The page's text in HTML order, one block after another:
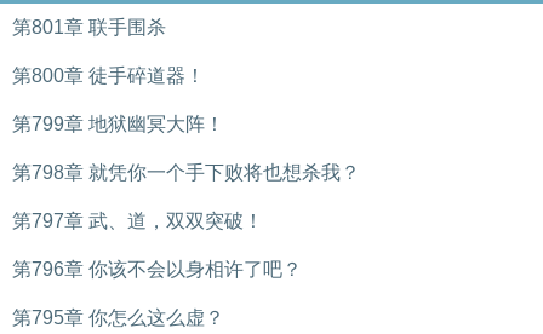
第801章 联手围杀
第800章 徒手碎道器！
第799章 地狱幽冥大阵！
第798章 就凭你一个手下败将也想杀我？
第797章 武、道，双双突破！
第796章 你该不会以身相许了吧？
第795章 你怎么这么虚？